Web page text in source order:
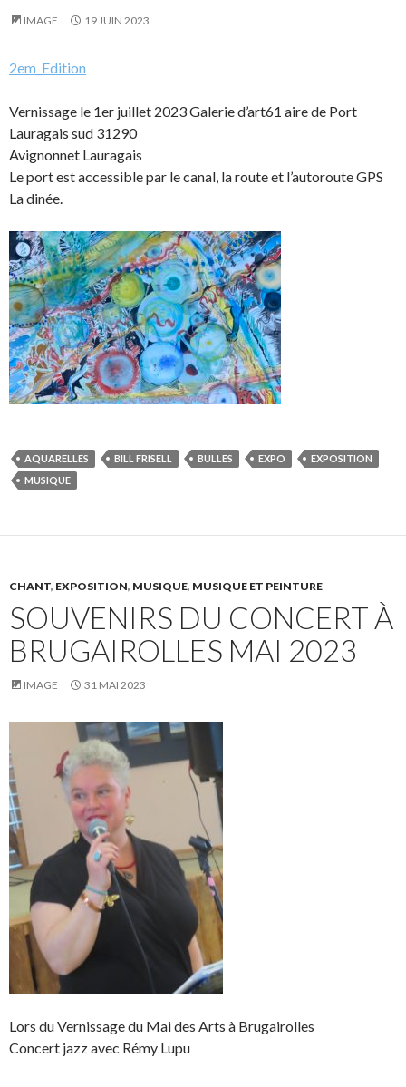
IMAGE 19 JUIN 2023
2em_Edition
Vernissage le 1er juillet 2023 Galerie d’art61 aire de Port
Lauragais sud 31290
Avignonnet Lauragais
Le port est accessible par le canal, la route et l’autoroute GPS
La dinée.
AQUARELLES BILL FRISELL BULLES EXPO
EXPOSITION
MUSIQUE
CHANT, EXPOSITION, MUSIQUE, MUSIQUE ET PEINTURE
SOUVENIRS DU CONCERT À
BRUGAIROLLES MAI 2023
IMAGE 31 MAI 2023
Lors du Vernissage du Mai des Arts à Brugairolles
Concert jazz avec Rémy Lupu